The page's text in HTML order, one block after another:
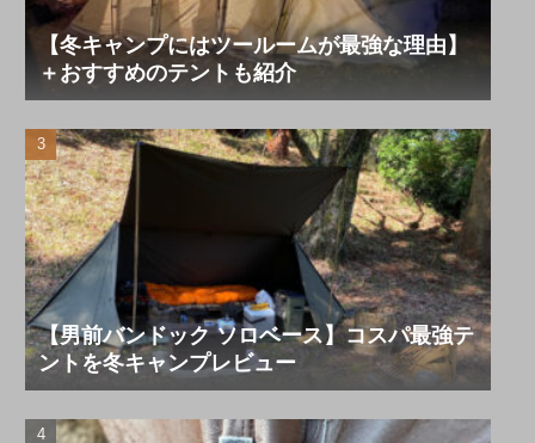
【冬キャンプにはツールームが最強な理由】
＋おすすめのテントも紹介
【男前バンドック ソロベース】コスパ最強テ
ントを冬キャンプレビュー